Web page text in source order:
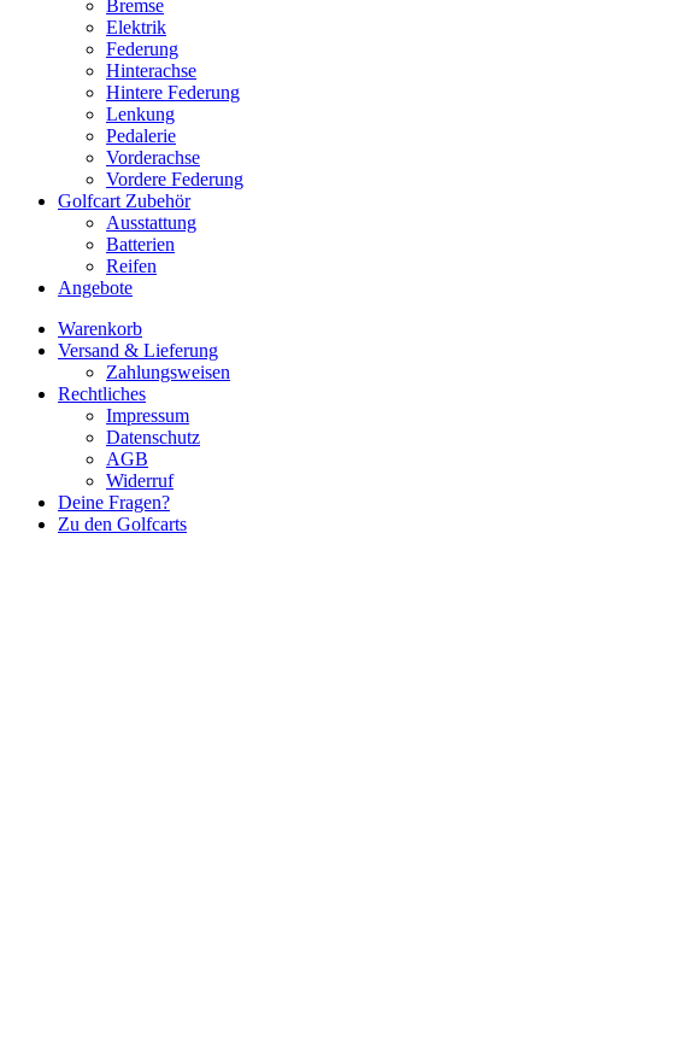
Bremse
Elektrik
Federung
Hinterachse
Hintere Federung
Lenkung
Pedalerie
Vorderachse
Vordere Federung
Golfcart Zubehör
Ausstattung
Batterien
Reifen
Angebote
Warenkorb
Versand & Lieferung
Zahlungsweisen
Rechtliches
Impressum
Datenschutz
AGB
Widerruf
Deine Fragen?
Zu den Golfcarts